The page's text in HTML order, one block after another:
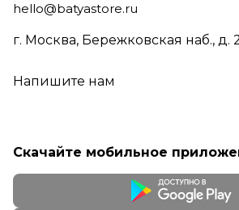
hello@batyastore.ru
г. Москва, Бережковская наб., д.
Напишите нам
Скачайте мобильное